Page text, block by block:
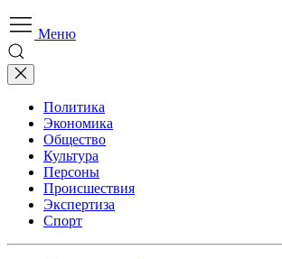
Меню
Политика
Экономика
Общество
Культура
Персоны
Происшествия
Экспертиза
Спорт